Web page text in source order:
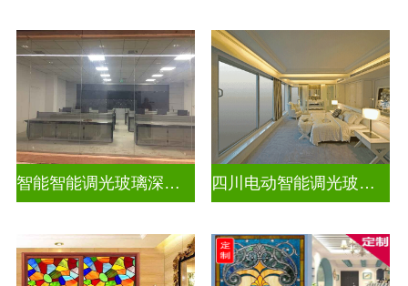
智能智能调光玻璃深加工厂家排名 四川电动智能调光玻璃订做厂